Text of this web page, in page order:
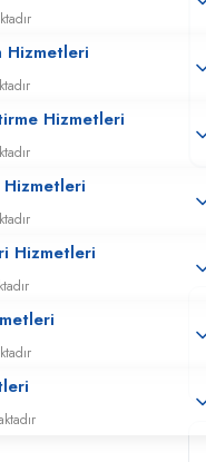
Hizmetleri
Hizmetleri
Hizmetleri